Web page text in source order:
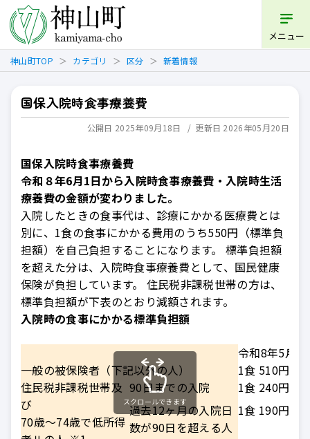
メニュー
神山町TOP カテゴリ 区分 新着情報
国保入院時食事療養費
公開日 2025年09月18日 更新日 2026年05月20日
国保入院時食事療養費
令和８年6月1日から入院時食事療養費・入院時生活
療養費の金額が変わりました。
入院したときの食事代は、診療にかかる医療費とは
別に、1食の食事にかかる費用のうち550円（標準負
担額）を自己負担することになります。 標準負担額
を超えた分は、入院時食事療養費として、国民健康
保険が負担しています。 住民税非課税世帯の方は、
標準負担額が下表のとおり減額されます。
入院時の食事にかかる標準負担額
令和8年5月
一般の被保険者（下記以外の人）
1食 510円
住民税非課税世帯及
び
70歳～74歳で低所得
90日までの入院
1食 240円
過去12ヶ月の入院日
数が90日を超える人
1食 190円
スクロールできます